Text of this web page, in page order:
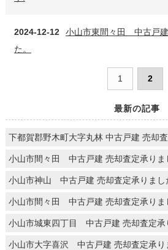
2024-12-12
小山市東間々田 中古戸
た。
1 2
最新の記事
下都賀郡野木町大字丸林 中古戸建 売却
小山市間々田 中古戸建 売却査定承りま
小山市神山 中古戸建 売却査定承りまし
小山市間々田 中古戸建 売却査定承りま
小山市城東四丁目 中古戸建 売却査定承
小山市大字喜沢 中古戸建 売却査定承り